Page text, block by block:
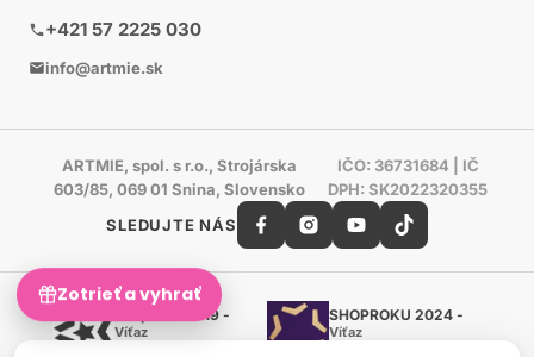
+421 57 2225 030
info@artmie.sk
ARTMIE, spol. s r.o., Strojárska
603/85, 069 01 Snina, Slovensko
IČO: 36731684 | IČ
DPH: SK2022320355
SLEDUJTE NÁS
Shoproku 2019 -
Víťaz
SHOPROKU 2024 -
Víťaz
Zotrieť a vyhrať